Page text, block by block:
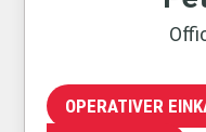
OPERATIVER